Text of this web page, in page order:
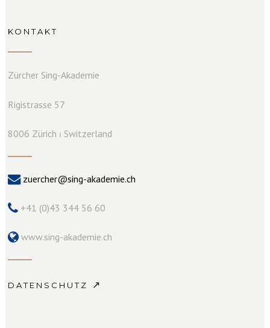
KONTAKT
Zürcher Sing-Akademie
Rigistrasse 57
8006 Zürich ⏐ Switzerland
zuercher@sing-akademie.ch
+41 (0)43 344 56 60
www.sing-akademie.ch
DATENSCHUTZ ↗